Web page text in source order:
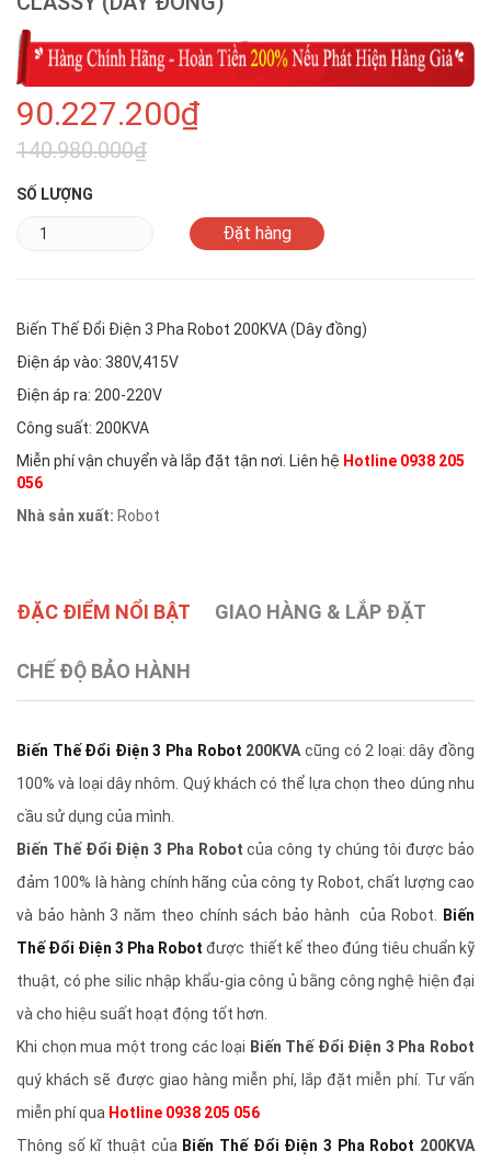
90.227.200₫
140.980.000₫
SỐ LƯỢNG
Biến Thế Đổi Điện 3 Pha Robot 200KVA (Dây đồng)
Điện áp vào: 380V,415V
Điện áp ra: 200-220V
Công suất: 200KVA
Miễn phí vận chuyển và lắp đặt tận nơi. Liên hệ Hotline 0938 205
056
Nhà sản xuất: Robot
ĐẶC ĐIỂM NỔI BẬT GIAO HÀNG & LẮP ĐẶT
CHẾ ĐỘ BẢO HÀNH
Biến Thế Đổi Điện 3 Pha Robot 200KVA cũng có 2 loại: dây đồng
100% và loại dây nhôm. Quý khách có thể lựa chọn theo dúng nhu
cầu sử dụng của mình.
Biến Thế Đổi Điện 3 Pha Robotcủa công ty chúng tôi được bảo
đảm 100% là hàng chính hãng của công ty Robot, chất lượng cao
và bảo hành 3 năm theo chính sách bảo hành của Robot.
Biến
Thế Đổi Điện 3 Pha Robot được thiết kế theo đúng tiêu chuẩn kỹ
thuật, có phe silic nhập khẩu-gia công ủ bằng công nghệ hiện đại
và cho hiệu suất hoạt động tốt hơn.
Khi chọn mua một trong các loại Biến Thế Đổi Điện 3 Pha Robot
quý khách sẽ được giao hàng miễn phí, lắp đặt miễn phí. Tư vấn
miễn phí qua Hotline 0938 205 056
Thông số kĩ thuật của Biến Thế Đổi Điện 3 Pha Robot 200KVA